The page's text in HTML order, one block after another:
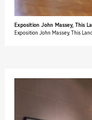
Exposition John Massey, This
Exposition John Massey, This